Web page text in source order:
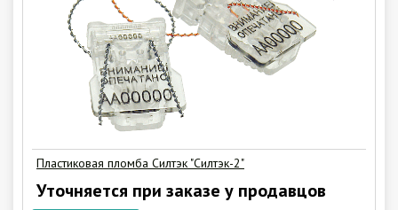
Пластиковая пломба Силтэк "Силтэк-2"
Уточняется при заказе у продавцов